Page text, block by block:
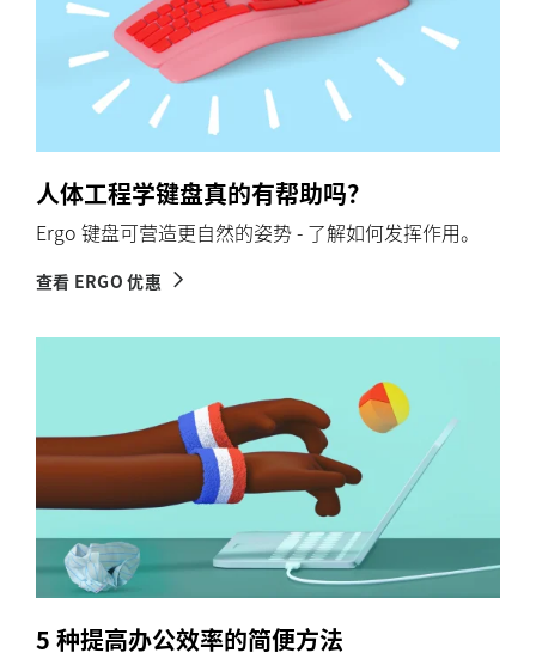
人体工程学键盘真的有帮助吗？
Ergo 键盘可营造更自然的姿势 - 了解如何发挥作用。
查看 ERGO 优惠
5 种提高办公效率的简便方法